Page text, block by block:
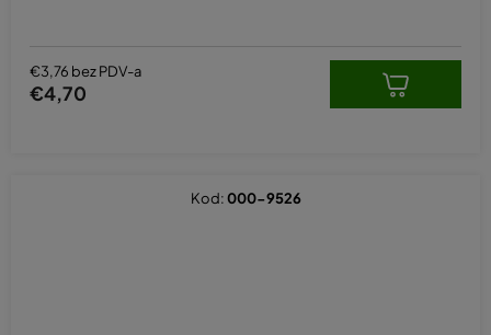
€3,76 bez PDV-a
€4,70
Kod:000-9526